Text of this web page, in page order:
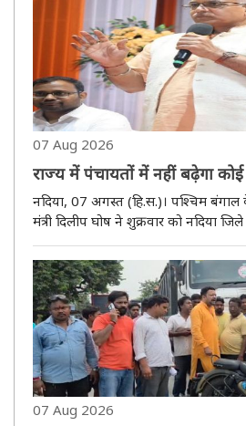
थी। मामले..
07 Aug 2026
राज्य में पंचायतों में नहीं बढ़ेगा कोई
अपने संसाधनों से राजस्व बढ़ाने पर
नदिया, 07 अगस्त (हि.स.)। पश्चिम बंगाल
मंत्री दिलीप घोष ने शुक्रवार को नदिया
योजनाओं की प्रगति की समीक्षा की।राज्य में
07 Aug 2026